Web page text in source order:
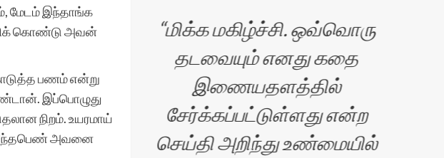
மேடம் இந்தாங்க
கொண்டு அவன்
பணம் என்று
இப்பொழுது
நிறம். உயரமாய்
அந்தபெண் அவனை
மிக
மிக்க மகிழ்ச்சி. ஒவ்வொரு
தடவையும் எனது கதை
இணையதளத்தில்
சேர்க்கப்பட்டுள்ளது என்ற
செய்தி அறிந்து உண்மையில்